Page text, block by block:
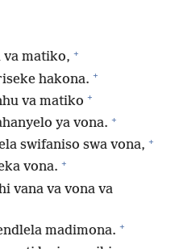
va matiko, +
hakona. +
va matiko +
ya vona. +
swifaniso swa vona, +
vona. +
vana va vona va
madimona. +